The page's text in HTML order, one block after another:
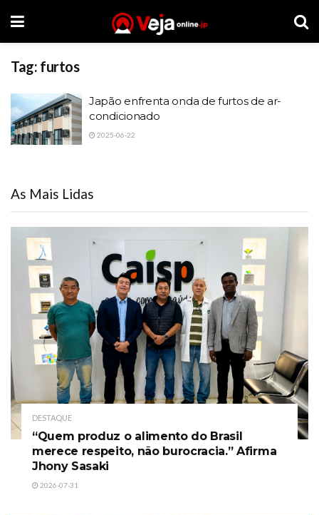
Tag: furtos
Japão enfrenta onda de furtos de ar-
condicionado
2025-06-22
As Mais Lidas
DESTAQUE
“Quem produz o alimento do Brasil
merece respeito, não burocracia.” Afirma
Jhony Sasaki
2026-07-31